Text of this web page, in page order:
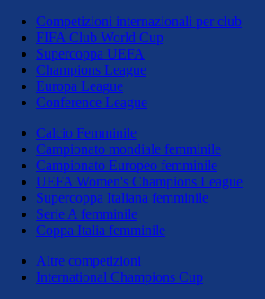
Competizioni internazionali per club
FIFA Club World Cup
Supercoppa UEFA
Champions League
Europa League
Conference League
Calcio Femminile
Campionato mondiale femminile
Campionato Europeo femminile
UEFA Women's Champions League
Supercoppa Italiana femminile
Serie A femminile
Coppa Italia femminile
Altre competizioni
International Champions Cup